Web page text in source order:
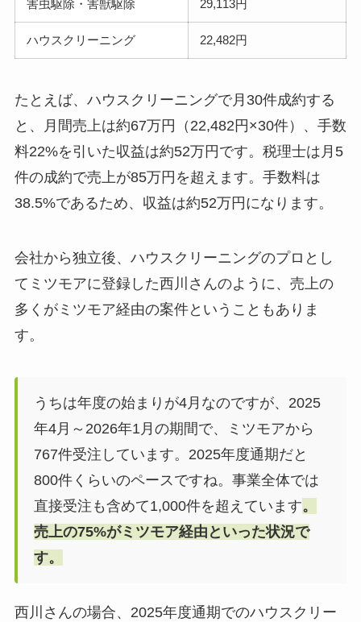
害虫駆除・害獣駆除 29,113円
ハウスクリーニング 22,482円
たとえば、ハウスクリーニングで月30件成約する
と、月間売上は約67万円（22,482円×30件）、手数
料22%を引いた収益は約52万円です。税理士は月5
件の成約で売上が85万円を超えます。手数料は
38.5%であるため、収益は約52万円になります。
会社から独立後、ハウスクリーニングのプロとし
てミツモアに登録した西川さんのように、売上の
多くがミツモア経由の案件ということもありま
す。
うちは年度の始まりが4月なのですが、2025
年4月～2026年1月の期間で、ミツモアから
767件受注しています。2025年度通期だと
800件くらいのペースですね。事業全体では
直接受注も含めて1,000件を超えています。
売上の75%がミツモア経由といった状況で
す。
西川さんの場合、2025年度通期でのハウスクリー